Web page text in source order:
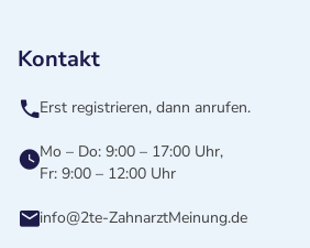
Kontakt
Erst registrieren, dann anrufen.
Mo – Do: 9:00 – 17:00 Uhr,
Fr: 9:00 – 12:00 Uhr
info@2te-ZahnarztMeinung.de